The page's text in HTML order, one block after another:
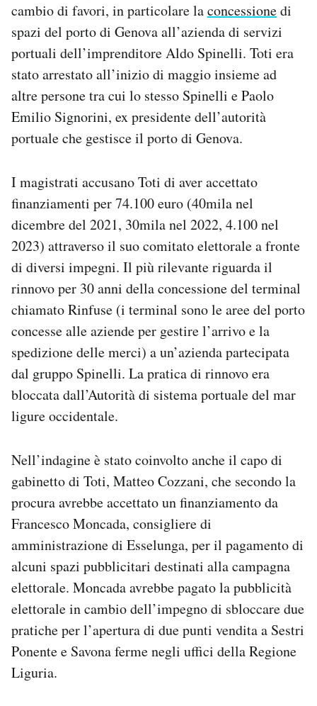
cambio di favori, in particolare laconcessionedi
spazi del porto di Genova all’azienda di servizi
portuali dell’imprenditore Aldo Spinelli. Toti era
stato arrestato all’inizio di maggio insieme ad
altre persone tra cui lo stesso Spinelli e Paolo
Emilio Signorini, ex presidente dell’autorità
portuale che gestisce il porto di Genova.
I magistrati accusano Toti di aver accettato
finanziamenti per 74.100 euro (40mila nel
dicembre del 2021, 30mila nel 2022, 4.100 nel
2023) attraverso il suo comitato elettorale a fronte
di diversi impegni. Il più rilevante riguarda il
rinnovo per 30 anni della concessione del terminal
chiamato Rinfuse (i terminal sono le aree del porto
concesse alle aziende per gestire l’arrivo e la
spedizione delle merci) a un’azienda partecipata
dal gruppo Spinelli. La pratica di rinnovo era
bloccata dall’Autorità di sistema portuale del mar
ligure occidentale.
Nell’indagine è stato coinvolto anche il capo di
gabinetto di Toti, Matteo Cozzani, che secondo la
procura avrebbe accettato un finanziamento da
Francesco Moncada, consigliere di
amministrazione di Esselunga, per il pagamento di
alcuni spazi pubblicitari destinati alla campagna
elettorale. Moncada avrebbe pagato la pubblicità
elettorale in cambio dell’impegno di sbloccare due
pratiche per l’apertura di due punti vendita a Sestri
Ponente e Savona ferme negli uffici della Regione
Liguria.